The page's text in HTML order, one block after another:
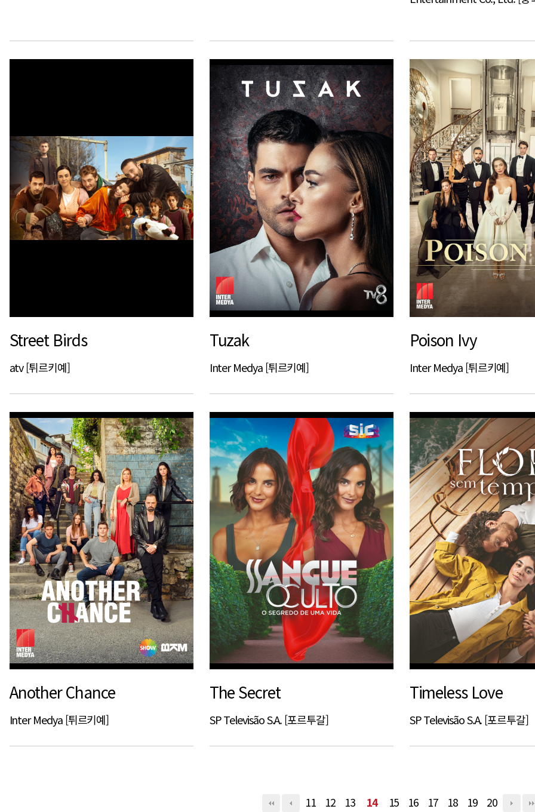
Street Birds
atv [튀르키예]
Tuzak
Inter Medya [튀르키예]
Poison Ivy
Inter Medya [튀르키예]
Another Chance
Inter Medya [튀르키예]
The Secret
SP Televisão S.A. [포르투갈]
Timeless Love
SP Televisão S.A. [포르투갈]
11 12 13 14 15 16 17 18 19 20